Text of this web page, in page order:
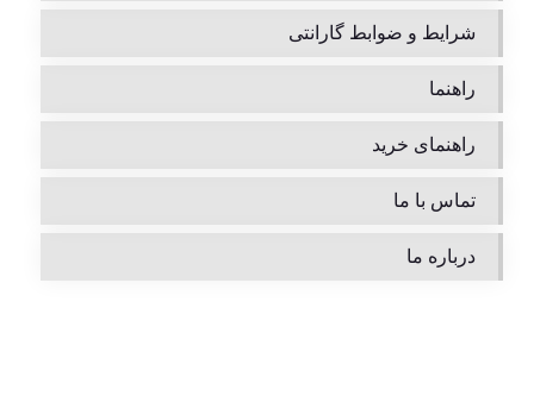
شرایط و ضوابط گارانتی
راهنما
راهنمای خرید
تماس با ما
درباره ما